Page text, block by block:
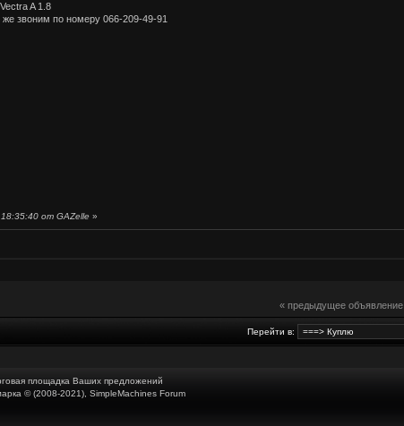
A 1.8
звоним по номеру 066-209-49-91
от GAZelle »
« предыдущее объявление
Перейти в:
площадка Ваших предложений
© (2008-2021), SimpleMachines Forum